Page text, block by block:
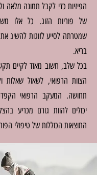
הפיזיות כדי לקבל תמונה מלאה
של פוריות הזוג. כל אלו
שמטרתה לסייע לזוגות להשיג
בריא.
בכל שלב, חשוב מאוד לקיים
הצוות הרפואי, לשאול
תחושה. המעקב הרפואי
יכולים להוות גורם מכריע
התוצאות הכוללות של טיפולי